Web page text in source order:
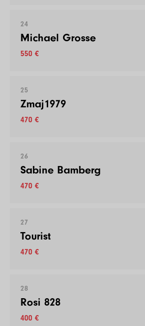
24
Michael Grosse
550 €
25
Zmaj1979
470 €
26
Sabine Bamberg
470 €
27
Tourist
470 €
28
Rosi 828
400 €